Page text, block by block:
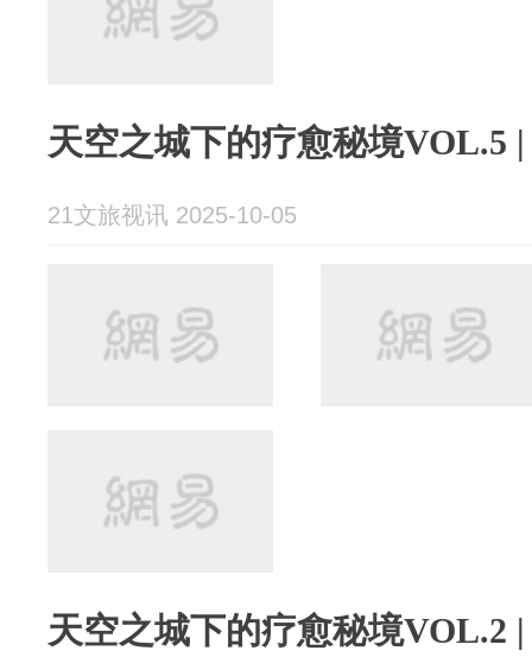
天空之城下的疗愈秘境VOL.5
21文旅视讯 2025-10-05
天空之城下的疗愈秘境VOL.2